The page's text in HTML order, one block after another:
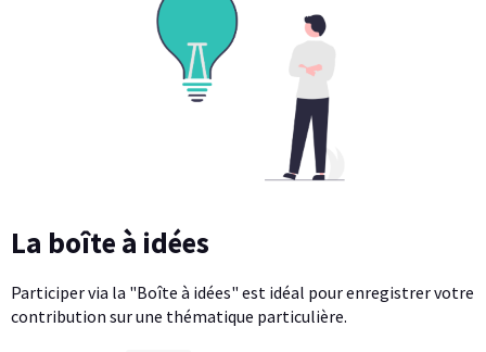
La boîte à idées
Participer via la "Boîte à idées" est idéal pour enregistrer votre
contribution sur une thématique particulière.